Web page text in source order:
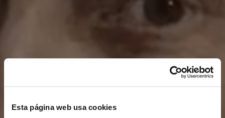
Esta página web usa cookies